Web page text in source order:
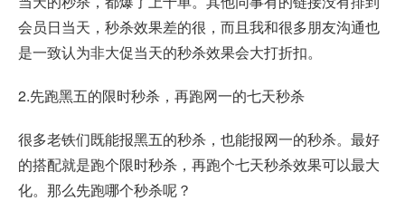
会员日当天，秒杀效果差的很，而且我和很多朋友沟通也
是一致认为非大促当天的秒杀效果会大打折扣。
2.先跑黑五的限时秒杀，再跑网一的七天秒杀
很多老铁们既能报黑五的秒杀，也能报网一的秒杀。最好
的搭配就是跑个限时秒杀，再跑个七天秒杀效果可以最大
化。那么先跑哪个秒杀呢？